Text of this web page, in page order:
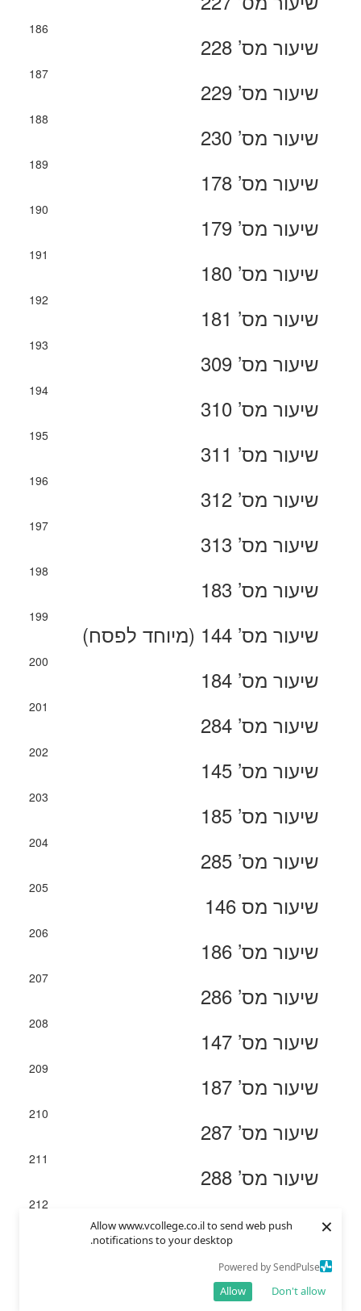
Allow www.vcollege.co.il to send web push
notifications to your desktop.
Powered by SendPulse
Don't allow
Allow
×
186
שיעור מס’ 228
187
שיעור מס’ 229
188
שיעור מס’ 230
189
שיעור מס’ 178
190
שיעור מס’ 179
191
שיעור מס’ 180
192
שיעור מס’ 181
193
שיעור מס’ 309
194
שיעור מס’ 310
195
שיעור מס’ 311
196
שיעור מס’ 312
197
שיעור מס’ 313
198
שיעור מס’ 183
199
שיעור מס’ 144 (מיוחד לפסח)
200
שיעור מס’ 184
201
שיעור מס’ 284
202
שיעור מס’ 145
203
שיעור מס’ 185
204
שיעור מס’ 285
205
שיעור מס 146
206
שיעור מס’ 186
207
שיעור מס’ 286
208
שיעור מס’ 147
209
שיעור מס’ 187
210
שיעור מס’ 287
211
שיעור מס’ 288
212
שיעור מס’ 182
שיעור מס’ 231